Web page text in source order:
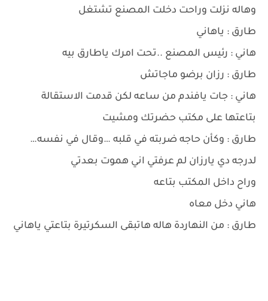
وهاله نزلت وراحت دخلت المصنع تشتغل
طارق : ياهاني
هاني : رئيس المصنع ..تحت امرك ياطارق بيه
طارق : رزان برضو ماجاتش
هاني : جات يافندم من ساعه لكن قدمت الاستقالة
بتاعتها على مكتب حضرتك ومشيت
طارق : وكأن حاجه ضربته في قلبه …وقال في نفسه…
لدرجه دي يارزان لم عرفتي اني هموت بعدتي
وراح داخل المكتب بتاعه
هاني دخل معاه
طارق : من النهاردة هاله هاتبقى السكرتيرة بتاعتي ياهاني